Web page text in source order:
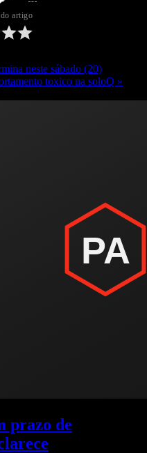
artigo
neste sábado (20)
toxico na soloQ »
prazo de